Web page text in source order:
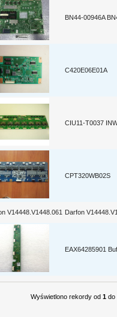
BN44-00946A
C420E06E01A
CIU11-T0037
CPT320WB02S
Darfon
EAX64285901
Wyświetlono rekordy od 1do